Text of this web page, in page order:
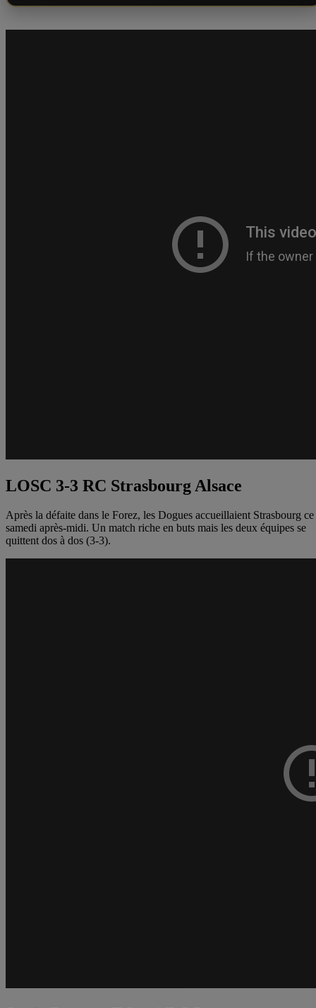
LOSC 3-3 RC Strasbourg Alsace
Après la défaite dans le Forez, les Dogues accueillaient Strasbourg ce
samedi après-midi. Un match riche en buts mais les deux équipes se
quittent dos à dos (3-3).